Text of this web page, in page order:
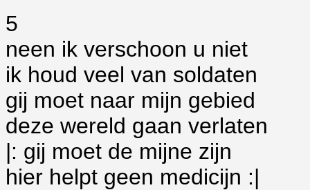
5
neen ik verschoon u niet
ik houd veel van soldaten
gij moet naar mijn gebied
deze wereld gaan verlaten
|: gij moet de mijne zijn
hier helpt geen medicijn :|